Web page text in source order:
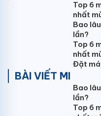
Top 6
nhất
Bao
lần?
Top 6
nhất
Đặt
BÀI VIẾT MI
Bao
lần?
Top 6